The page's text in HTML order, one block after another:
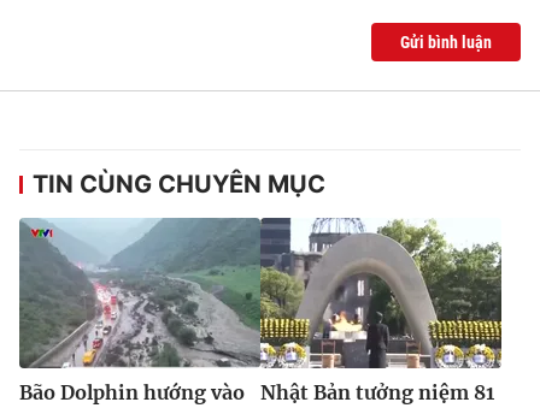
Gửi bình luận
TIN CÙNG CHUYÊN MỤC
Bão Dolphin hướng vào
Nhật Bản tưởng niệm 81